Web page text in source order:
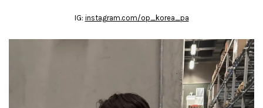
IG: instagram.com/op_korea_pa